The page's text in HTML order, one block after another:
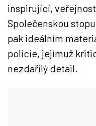
inspirující,
Společenskou
pak ideálním
policie, jejímuž
nezdařilý detail.